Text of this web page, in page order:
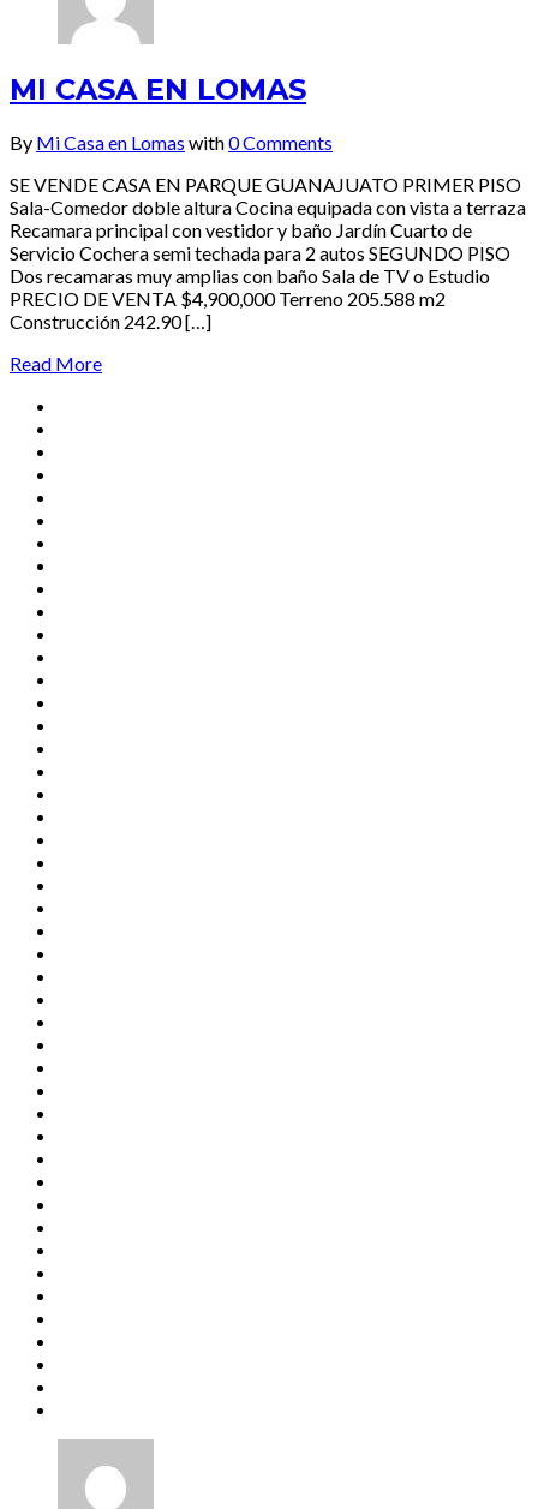
MI CASA EN LOMAS
By Mi Casa en Lomas with0 Comments
SE VENDE CASA EN PARQUE GUANAJUATO PRIMER PISO
Sala-Comedor doble altura Cocina equipada con vista a terraza
Recamara principal con vestidor y baño Jardín Cuarto de
Servicio Cochera semi techada para 2 autos SEGUNDO PISO
Dos recamaras muy amplias con baño Sala de TV o Estudio
PRECIO DE VENTA $4,900,000 Terreno 205.588 m2
Construcción 242.90 […]
Read More